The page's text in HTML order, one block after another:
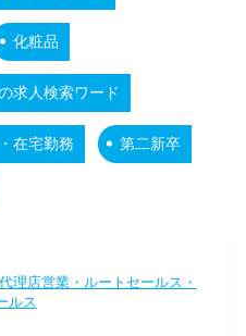
化粧品
求人検索ワード
在宅勤務 第二新卒
理店営業・ルートセールス・
ルス